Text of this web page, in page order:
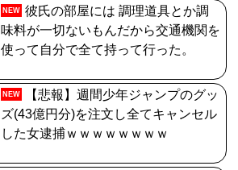
NEW 彼氏の部屋には 調理道具とか調
味料が一切ないもんだから交通機関を
使って自分で全て持って行った。
NEW
【悲報】週間少年ジャンプのグッ
ズ(43億円分)を注文し全てキャンセル
した女逮捕ｗｗｗｗｗｗｗｗ